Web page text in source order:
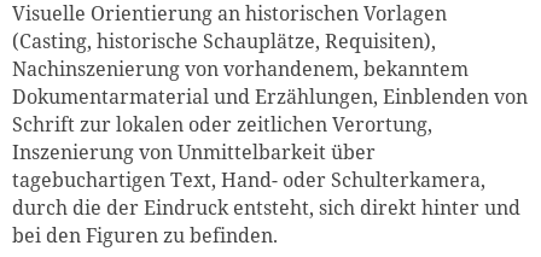
Visuelle Orientierung an historischen Vorlagen
(Casting, historische Schauplätze, Requisiten),
Nachinszenierung von vorhandenem, bekanntem
Dokumentarmaterial und Erzählungen, Einblenden von
Schrift zur lokalen oder zeitlichen Verortung,
Inszenierung von Unmittelbarkeit über
tagebuchartigen Text, Hand- oder Schulterkamera,
durch die der Eindruck entsteht, sich direkt hinter und
bei den Figuren zu befinden.